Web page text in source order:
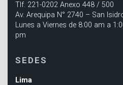
Tlf. 221-0202 Anexo 448 / 500
Av. Arequipa N° 2740 – San
Lunes a Viernes de 8:00 am a
pm
SEDES
Lima